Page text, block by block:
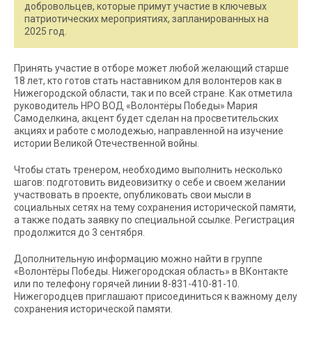
добровольцев, которые примут участие в ключевых
патриотических мероприятиях, запланированных на
2025 год.
Принять участие в отборе может любой желающий старше
18 лет, кто готов стать наставником для волонтеров как в
Нижегородской области, так и по всей стране. Как отметила
руководитель НРО ВОД «Волонтёры Победы» Мария
Самоделкина, акцент будет сделан на просветительских
акциях и работе с молодежью, направленной на изучение
истории Великой Отечественной войны.
Чтобы стать тренером, необходимо выполнить несколько
шагов: подготовить видеовизитку о себе и своем желании
участвовать в проекте, опубликовать свои мысли в
социальных сетях на тему сохранения исторической памяти,
а также подать заявку по специальной ссылке. Регистрация
продолжится до 3 сентября.
Дополнительную информацию можно найти в группе
«Волонтёры Победы. Нижегородская область» в ВКонтакте
или по телефону горячей линии 8-831-410-81-10.
Нижегородцев приглашают присоединиться к важному делу
сохранения исторической памяти.